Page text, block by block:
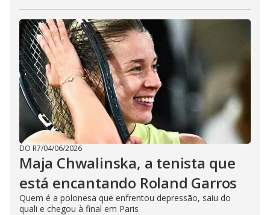
DO R7/04/06/2026
Maja Chwalinska, a tenista que
está encantando Roland Garros
Quem é a polonesa que enfrentou depressão, saiu do
quali e chegou à final em Paris